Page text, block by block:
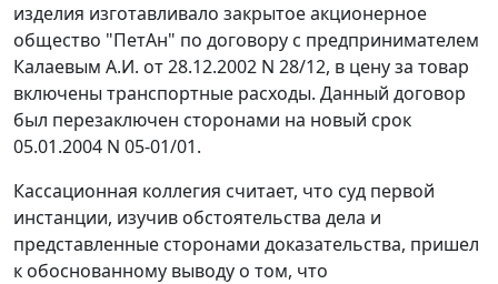
изделия изготавливало закрытое акционерное
общество "ПетАн" по договору с предпринимателем
Калаевым А.И. от 28.12.2002 N 28/12, в цену за товар
включены транспортные расходы. Данный договор
был перезаключен сторонами на новый срок
05.01.2004 N 05-01/01.
Кассационная коллегия считает, что суд первой
инстанции, изучив обстоятельства дела и
представленные сторонами доказательства, пришел
к обоснованному выводу о том, что